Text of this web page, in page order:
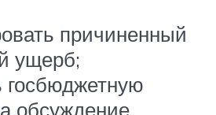
причиненный
ущерб;
госбюджетную
обсуждение